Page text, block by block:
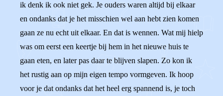
ik denk ik ook niet gek. Je ouders waren altijd bij elkaar
en ondanks dat je het misschien wel aan hebt zien komen
gaan ze nu echt uit elkaar. En dat is wennen. Wat mij hielp
was om eerst een keertje bij hem in het nieuwe huis te
gaan eten, en later pas daar te blijven slapen. Zo kon ik
het rustig aan op mijn eigen tempo vormgeven. Ik hoop
voor je dat ondanks dat het heel erg spannend is, je toch